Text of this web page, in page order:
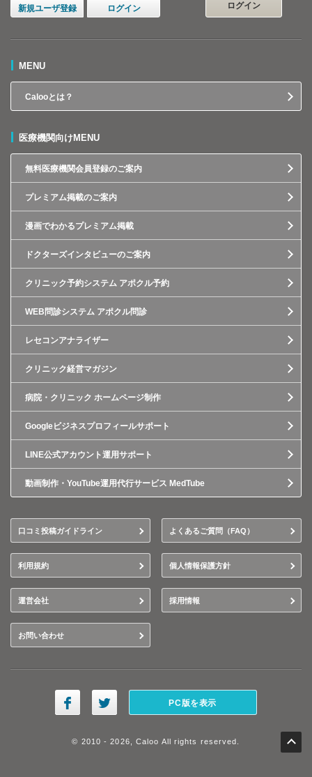
新規ユーザ登録 ログイン
ログイン
MENU
Calooとは？
医療機関向けMENU
無料医療機関会員登録のご案内
プレミアム掲載のご案内
漫画でわかるプレミアム掲載
ドクターズインタビューのご案内
クリニック予約システム アポクル予約
WEB問診システム アポクル問診
レセコンアナライザー
クリニック経営マガジン
病院・クリニック ホームページ制作
Googleビジネスプロフィールサポート
LINE公式アカウント運用サポート
動画制作・YouTube運用代行サービス MedTube
口コミ投稿ガイドライン よくあるご質問（FAQ）
利用規約 個人情報保護方針
運営会社 採用情報
お問い合わせ
PC版を表示
© 2010 - 2026, Caloo All rights reserved.